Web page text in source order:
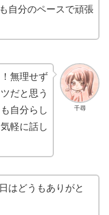
自分のペースで頑張
千尋
無理せず
だと思う
自分らし
軽に話し
はどうもありがと